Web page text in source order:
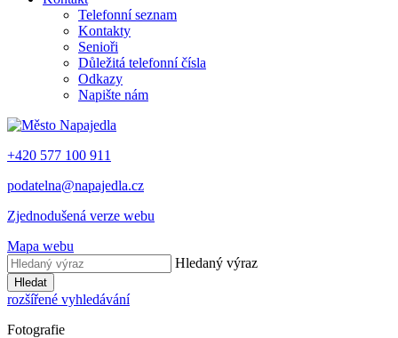
Telefonní seznam
Kontakty
Senioři
Důležitá telefonní čísla
Odkazy
Napište nám
+420 577 100 911
podatelna@napajedla.cz
Zjednodušená verze webu
Mapa webu
Hledaný výraz
Hledat
rozšířené vyhledávání
Fotografie